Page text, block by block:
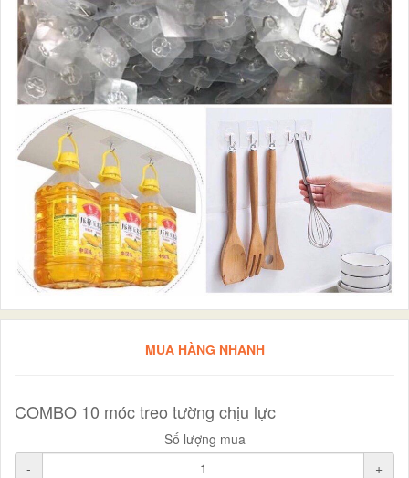
MUA HÀNG NHANH
COMBO 10 móc treo tường chịu lực
Số lượng mua
-
+